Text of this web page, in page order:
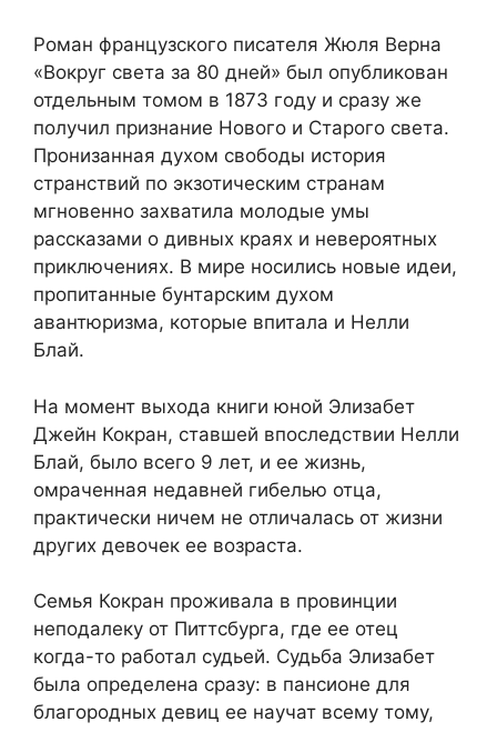
Роман французского писателя Жюля Верна
«Вокруг света за 80 дней» был опубликован
отдельным томом в 1873 году и сразу же
получил признание Нового и Старого света.
Пронизанная духом свободы история
странствий по экзотическим странам
мгновенно захватила молодые умы
рассказами о дивных краях и невероятных
приключениях. В мире носились новые идеи,
пропитанные бунтарским духом
авантюризма, которые впитала и Нелли
Блай.
На момент выхода книги юной Элизабет
Джейн Кокран, ставшей впоследствии Нелли
Блай, было всего 9 лет, и ее жизнь,
омраченная недавней гибелью отца,
практически ничем не отличалась от жизни
других девочек ее возраста.
Семья Кокран проживала в провинции
неподалеку от Питтсбурга, где ее отец
когда-то работал судьей. Судьба Элизабет
была определена сразу: в пансионе для
благородных девиц ее научат всему тому,